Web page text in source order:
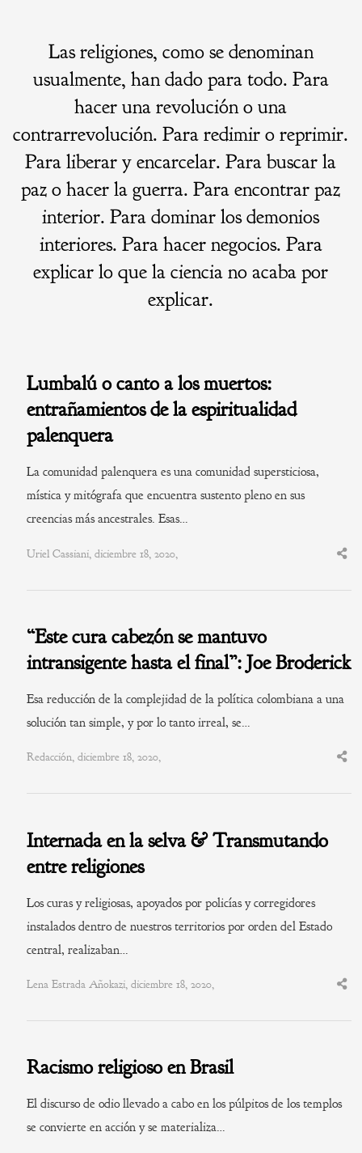
Las religiones, como se denominan
usualmente, han dado para todo. Para
hacer una revolución o una
contrarrevolución. Para redimir o reprimir.
Para liberar y encarcelar. Para buscar la
paz o hacer la guerra. Para encontrar paz
interior. Para dominar los demonios
interiores. Para hacer negocios. Para
explicar lo que la ciencia no acaba por
explicar.
Lumbalú o canto a los muertos:
entrañamientos de la espiritualidad
palenquera
La comunidad palenquera es una comunidad supersticiosa,
mística y mitógrafa que encuentra sustento pleno en sus
creencias más ancestrales. Esas…
Uriel Cassiani, diciembre 18, 2020,
“Este cura cabezón se mantuvo
intransigente hasta el final”: Joe Broderick
Esa reducción de la complejidad de la política colombiana a una
solución tan simple, y por lo tanto irreal, se…
Redacción, diciembre 18, 2020,
Internada en la selva & Transmutando
entre religiones
Los curas y religiosas, apoyados por policías y corregidores
instalados dentro de nuestros territorios por orden del Estado
central, realizaban…
Lena Estrada Añokazi, diciembre 18, 2020,
Racismo religioso en Brasil
El discurso de odio llevado a cabo en los púlpitos de los templos
se convierte en acción y se materializa…